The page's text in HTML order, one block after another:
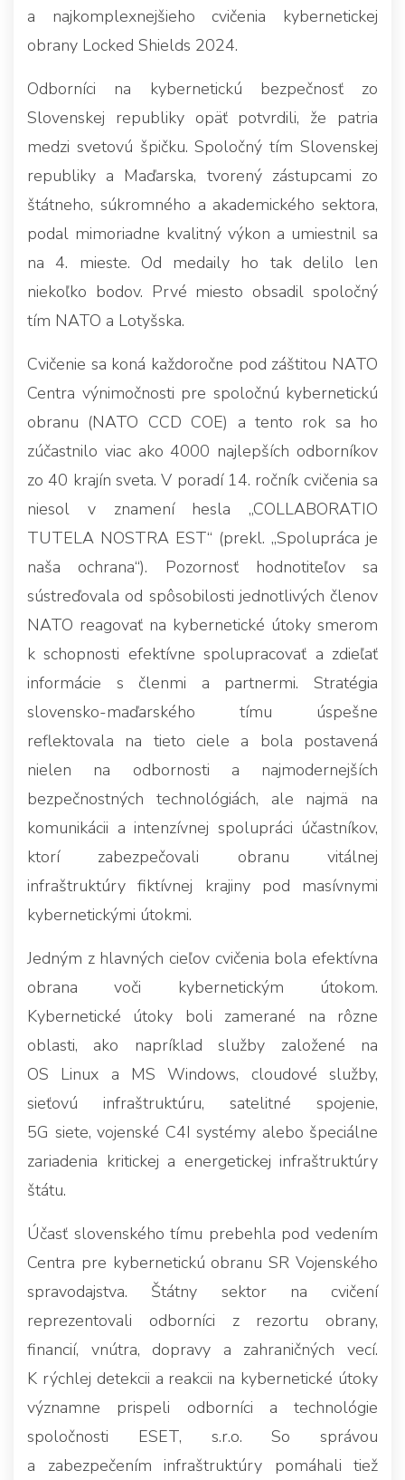
a najkomplexnejšieho cvičenia kybernetickej
obrany Locked Shields 2024.
Odborníci na kybernetickú bezpečnosť zo
Slovenskej republiky opäť potvrdili, že patria
medzi svetovú špičku. Spoločný tím Slovenskej
republiky a Maďarska, tvorený zástupcami zo
štátneho, súkromného a akademického sektora,
podal mimoriadne kvalitný výkon a umiestnil sa
na 4. mieste. Od medaily ho tak delilo len
niekoľko bodov. Prvé miesto obsadil spoločný
tím NATO a Lotyšska.
Cvičenie sa koná každoročne pod záštitou NATO
Centra výnimočnosti pre spoločnú kybernetickú
obranu (NATO CCD COE) a tento rok sa ho
zúčastnilo viac ako 4000 najlepších odborníkov
zo 40 krajín sveta. V poradí 14. ročník cvičenia sa
niesol v znamení hesla „COLLABORATIO
TUTELA NOSTRA EST“ (prekl. „Spolupráca je
naša ochrana“). Pozornosť hodnotiteľov sa
sústreďovala od spôsobilosti jednotlivých členov
NATO reagovať na kybernetické útoky smerom
k schopnosti efektívne spolupracovať a zdieľať
informácie s členmi a partnermi. Stratégia
slovensko-maďarského tímu úspešne
reflektovala na tieto ciele a bola postavená
nielen na odbornosti a najmodernejších
bezpečnostných technológiách, ale najmä na
komunikácii a intenzívnej spolupráci účastníkov,
ktorí zabezpečovali obranu vitálnej
infraštruktúry fiktívnej krajiny pod masívnymi
kybernetickými útokmi.
Jedným z hlavných cieľov cvičenia bola efektívna
obrana voči kybernetickým útokom.
Kybernetické útoky boli zamerané na rôzne
oblasti, ako napríklad služby založené na
OS Linux a MS Windows, cloudové služby,
sieťovú infraštruktúru, satelitné spojenie,
5G siete, vojenské C4I systémy alebo špeciálne
zariadenia kritickej a energetickej infraštruktúry
štátu.
Účasť slovenského tímu prebehla pod vedením
Centra pre kybernetickú obranu SR Vojenského
spravodajstva. Štátny sektor na cvičení
reprezentovali odborníci z rezortu obrany,
financií, vnútra, dopravy a zahraničných vecí.
K rýchlej detekcii a reakcii na kybernetické útoky
významne prispeli odborníci a technológie
spoločnosti ESET, s.r.o. So správou
a zabezpečením infraštruktúry pomáhali tiež